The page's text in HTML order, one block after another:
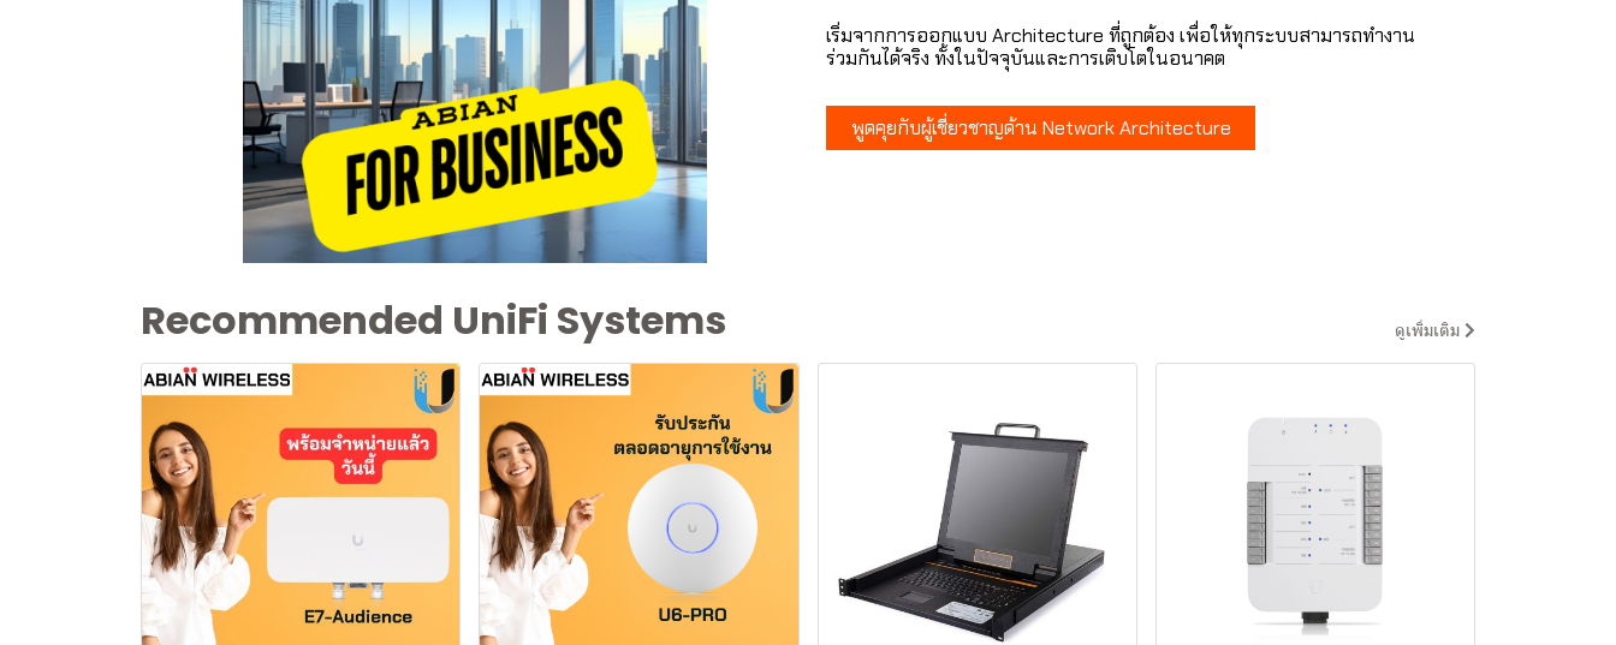
เริ่มจากการออกแบบ Architecture ที่ถูกต้อง เพื่อให้ทุกระบบสามารถทำงาน
ร่วมกันได้จริง ทั้งในปัจจุบันและการเติบโตในอนาคต
พูดคุยกับผู้เชี่ยวชาญด้าน Network Architecture
Recommended UniFi Systems ดูเพิ่มเติม